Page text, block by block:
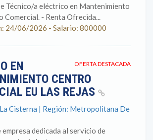
Técnico/a eléctrico en Mantenimiento
Comercial. - Renta Ofrecida...
24/06/2026 - Salario: 800000
OFERTA DESTACADA
EN
CENTRO
EU LAS REJAS
Cisterna | Región: Metropolitana De
dedicada al servicio de